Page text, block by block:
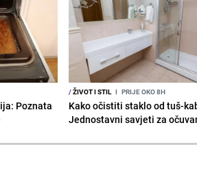
Poznata
/ŽIVOT I STIL I PRIJE OKO 8H
Kako očistiti staklo od tuš-
Jednostavni savjeti za